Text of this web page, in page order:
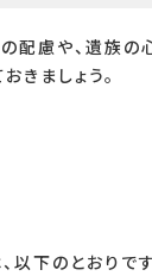
配慮や、遺族の
きましょう。
下のとおりです